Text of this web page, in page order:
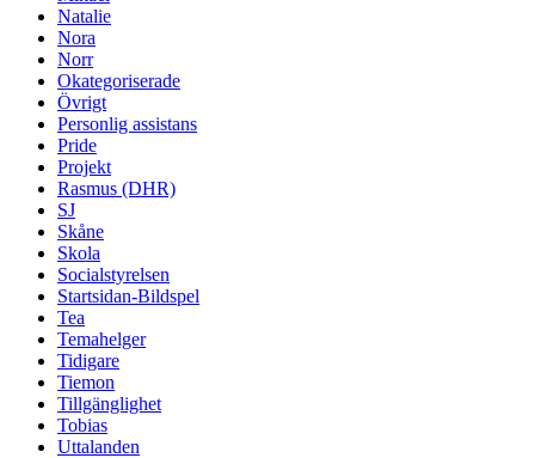
Natalie
Nora
Norr
Okategoriserade
Övrigt
Personlig assistans
Pride
Projekt
Rasmus (DHR)
SJ
Skåne
Skola
Socialstyrelsen
Startsidan-Bildspel
Tea
Temahelger
Tidigare
Tiemon
Tillgänglighet
Tobias
Uttalanden